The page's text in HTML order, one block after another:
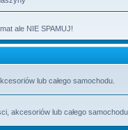
ale NIE SPAMUJ!
lub całego samochodu.
akcesoriów lub całego